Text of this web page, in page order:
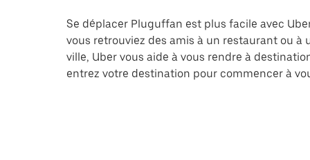
Se déplacer Pluguffan est plus facile avec
vous retrouviez des amis à un restaurant ou
ville, Uber vous aide à vous rendre à
entrez votre destination pour commencer à